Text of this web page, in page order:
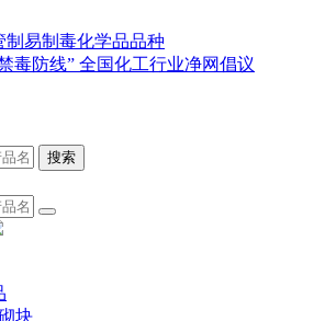
易制毒化学品品种
毒防线” 全国化工行业净网倡议
搜索
块